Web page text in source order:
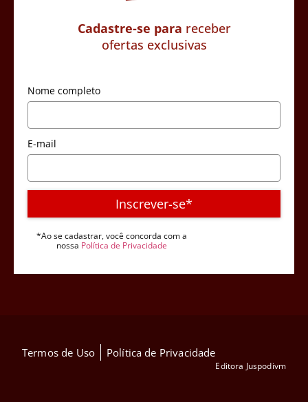
Cadastre-se para receber
ofertas exclusivas
Nome completo
E-mail
Inscrever-se*
*Ao se cadastrar, você concorda com a
nossa Política de Privacidade
Termos de Uso Política de Privacidade
Editora Juspodivm